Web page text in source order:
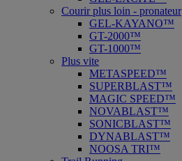
Courir plus loin - pronateur
GEL-KAYANO™
GT-2000™
GT-1000™
Plus vite
METASPEED™
SUPERBLAST™
MAGIC SPEED™
NOVABLAST™
SONICBLAST™
DYNABLAST™
NOOSA TRI™